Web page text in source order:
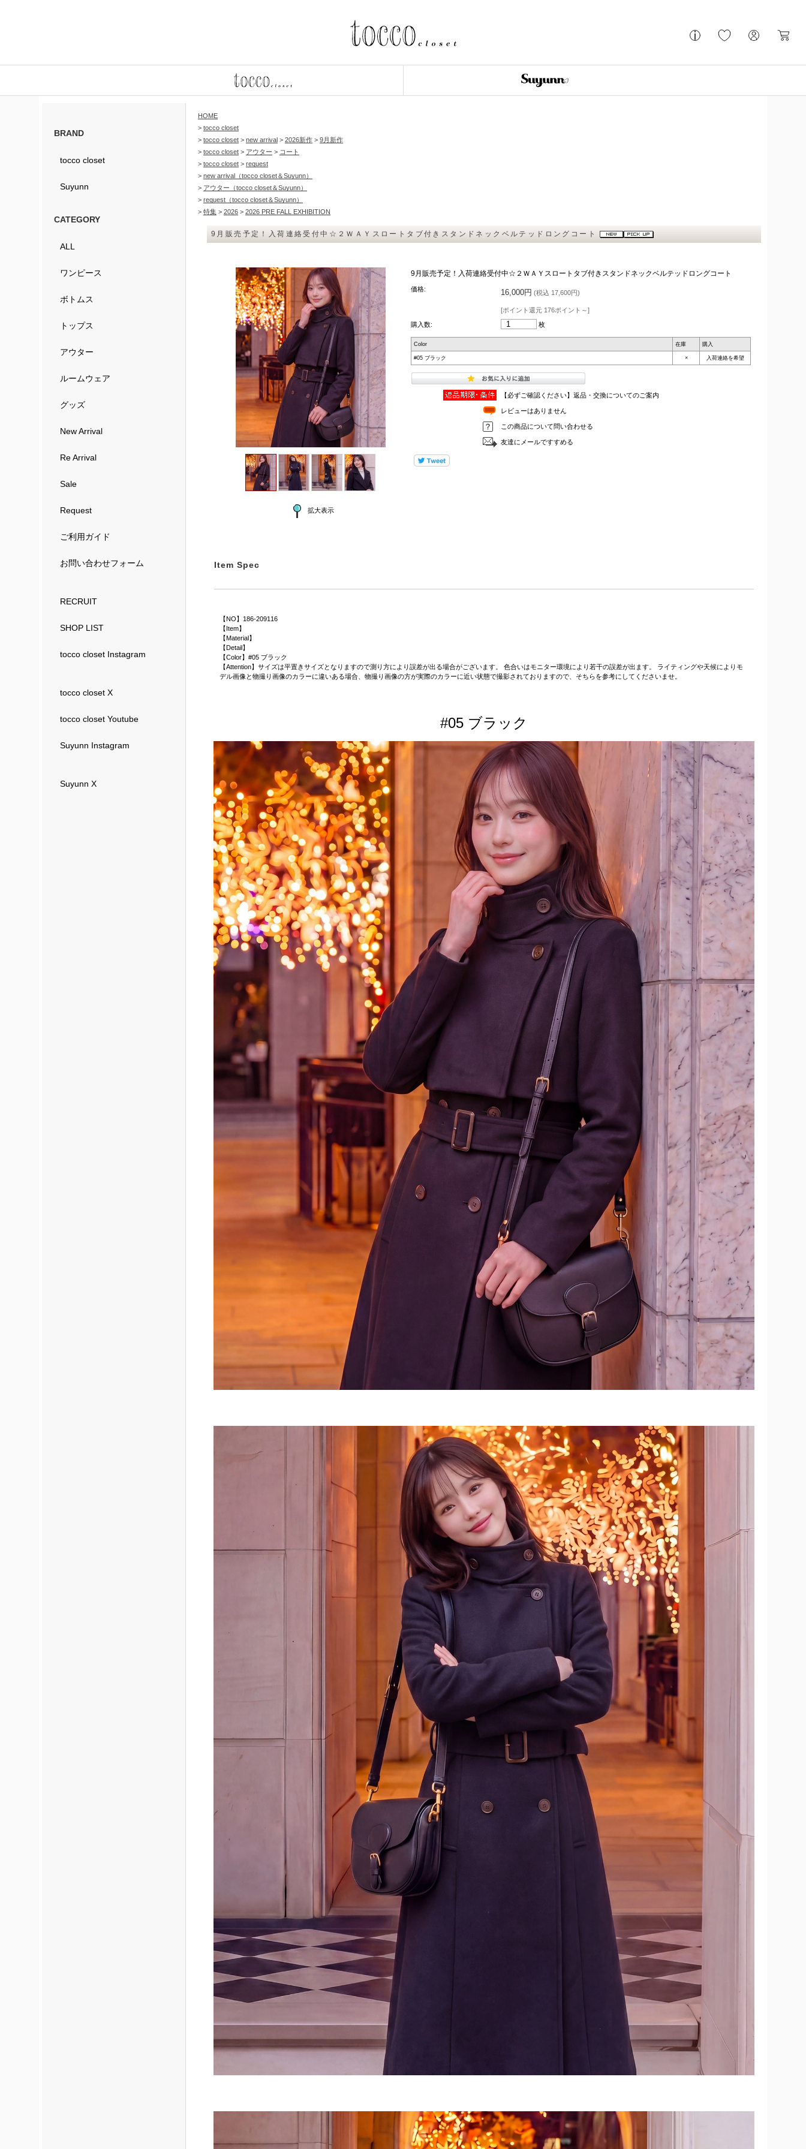
BRAND
tocco closet
Suyunn
CATEGORY
ALL
ワンピース
ボトムス
トップス
アウター
ルームウェア
グッズ
New Arrival
Re Arrival
Sale
Request
ご利用ガイド
お問い合わせフォーム
RECRUIT
SHOP LIST
tocco closet Instagram
tocco closet X
tocco closet Youtube
Suyunn Instagram
Suyunn X
HOME
> tocco closet
> tocco closet > new arrival > 2026新作 > 9月新作
> tocco closet > アウター > コート
> tocco closet > request
> new arrival（tocco closet＆Suyunn）
> アウター（tocco closet＆Suyunn）
> request（tocco closet＆Suyunn）
> 特集 > 2026 > 2026 PRE FALL EXHIBITION
9月販売予定！入荷連絡受付中☆２ＷＡＹスロートタブ付きスタンドネックベルテッドロングコート
拡大表示
9月販売予定！入荷連絡受付中☆２ＷＡＹスロートタブ付きスタンドネックベルテッドロングコート
価格: 16,000円 (税込 17,600円)
[ポイント還元 176ポイント～]
購入数:
枚
Color 在庫 購入
#05 ブラック × 入荷連絡を希望
【必ずご確認ください】返品・交換についてのご案内
レビューはありません
この商品について問い合わせる
友達にメールですすめる
Item Spec
【NO】186-209116
【Item】
【Material】
【Detail】
【Color】#05 ブラック
【Attention】サイズは平置きサイズとなりますので測り方により誤差が出る場合がございます。 色合いはモニター環境により若干の誤差が出ます。 ライティングや天候によりモ
デル画像と物撮り画像のカラーに違いある場合、物撮り画像の方が実際のカラーに近い状態で撮影されておりますので、そちらを参考にしてくださいませ。
#05 ブラック